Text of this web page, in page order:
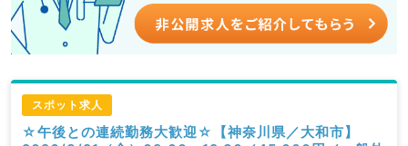
スポット求人
☆午後との連続勤務大歓迎☆【神奈川県／大和市】